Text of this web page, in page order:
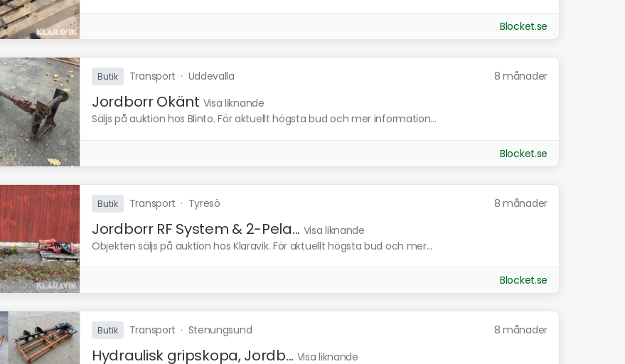
Blocket.se
Butik Transport · Uddevalla 8 månader
Jordborr Okänt Visa liknande
Säljs på auktion hos Blinto. För aktuellt högsta bud och mer information...
Blocket.se
Butik Transport · Tyresö 8 månader
Jordborr RF System & 2-Pela... Visa liknande
Objekten säljs på auktion hos Klaravik. För aktuellt högsta bud och mer...
Blocket.se
Butik Transport · Stenungsund 8 månader
Hydraulisk gripskopa, Jordb... Visa liknande